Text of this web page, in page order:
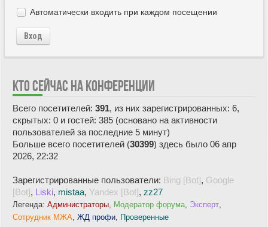
Автоматически входить при каждом посещении
Вход
КТО СЕЙЧАС НА КОНФЕРЕНЦИИ
Всего посетителей: 391, из них зарегистрированных: 6,
скрытых: 0 и гостей: 385 (основано на активности
пользователей за последние 5 минут)
Больше всего посетителей (30399) здесь было 06 апр
2026, 22:32
Зарегистрированные пользователи: Bing [Bot], Google
[Bot], Liski, mistaa, Yandex [Bot], zz27
Легенда: Администраторы, Модератор форума, Эксперт,
Сотрудник МЖА, ЖД профи, Проверенные